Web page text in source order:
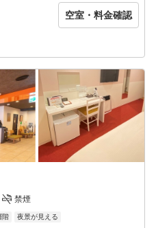
利用くださいませ。
バリアフリースペースのご利
なりますのでご連絡お願い致し
空室・料金確認
禁煙
階 夜景が見える